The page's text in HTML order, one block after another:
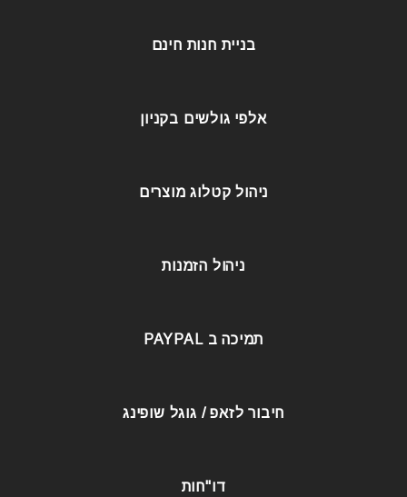
בניית חנות חינם
אלפי גולשים בקניון
ניהול קטלוג מוצרים
ניהול הזמנות
תמיכה ב PAYPAL
חיבור לזאפ / גוגל שופינג
דו"חות